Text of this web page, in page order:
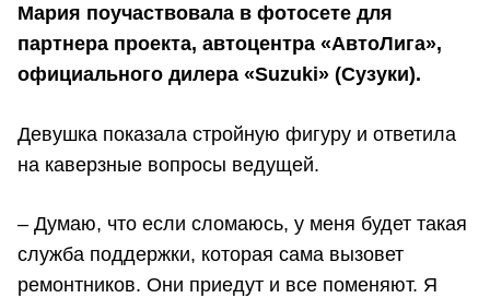
Мария поучаствовала в фотосете для
партнера проекта, автоцентра «АвтоЛига»,
официального дилера «Suzuki» (Сузуки).
Девушка показала стройную фигуру и ответила
на каверзные вопросы ведущей.
– Думаю, что если сломаюсь, у меня будет такая
служба поддержки, которая сама вызовет
ремонтников. Они приедут и все поменяют. Я